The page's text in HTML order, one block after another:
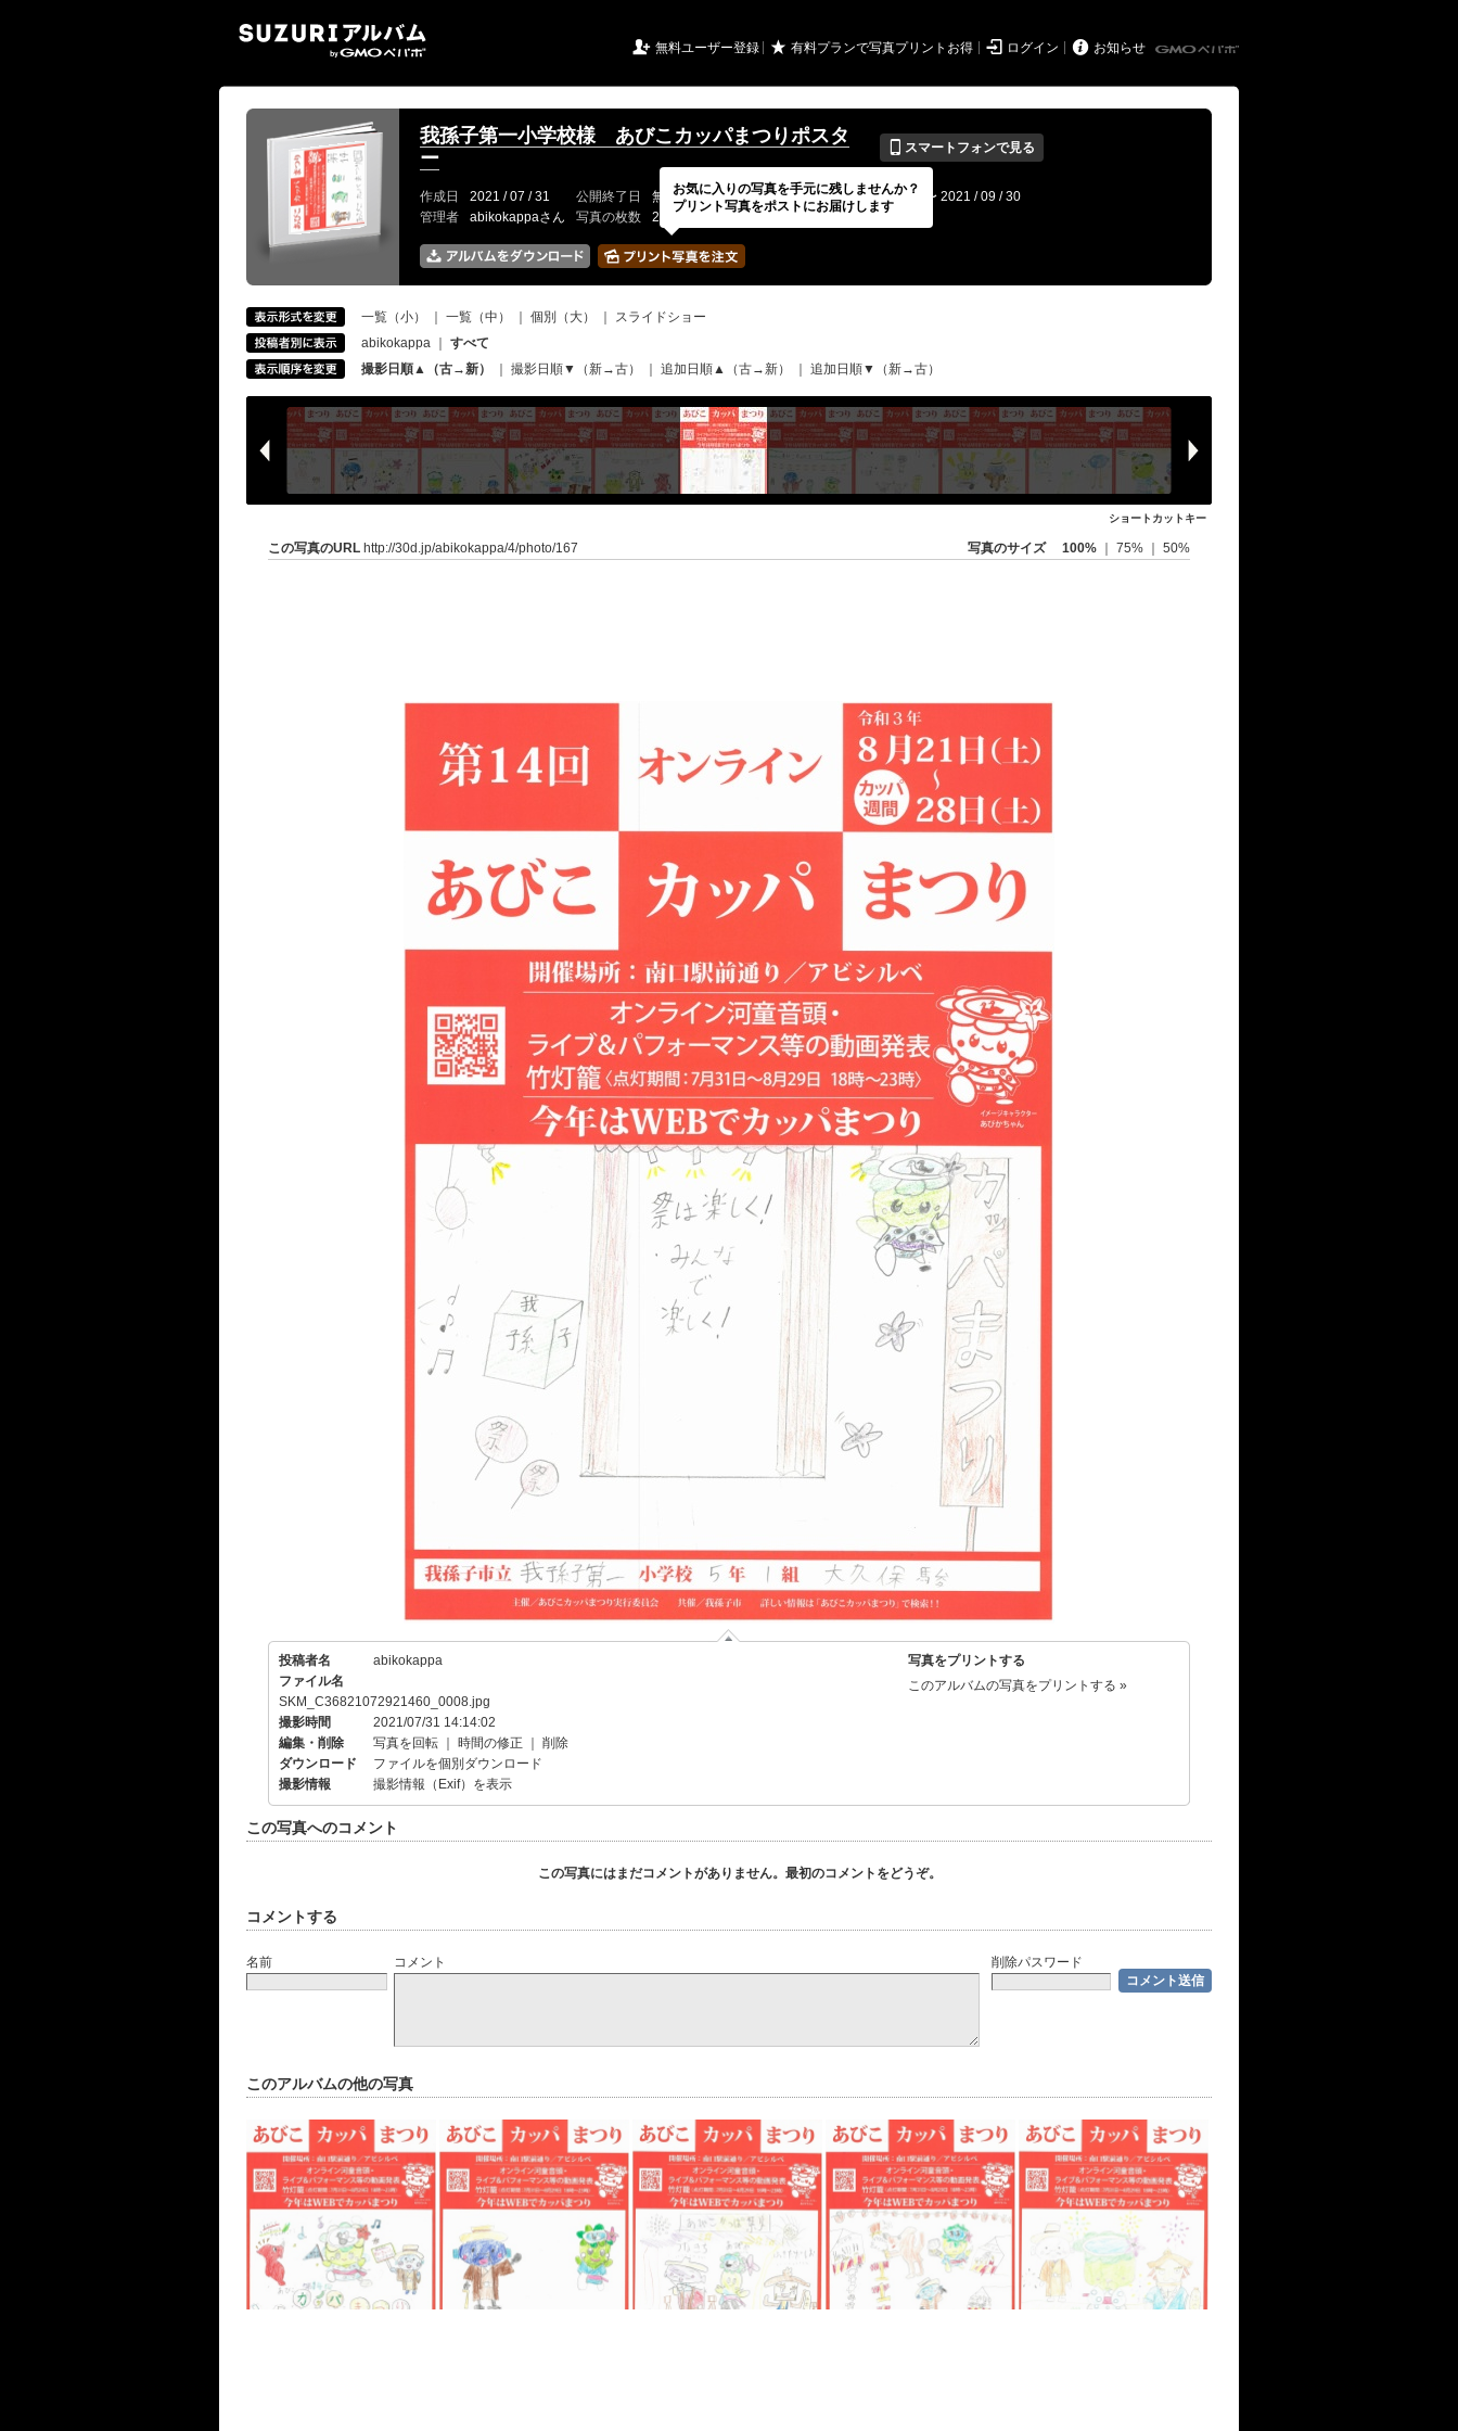
 無料ユーザー登録 ★ 有料プランで写真プリントお得  ログイン  お知らせ
我孫子第一小学校様 あびこカッパまつりポスタ
ー
📱 スマートフォンで見る
作成日 2021 / 07 / 31 公開終了日 無期限 イベントの期間
2021 / 07 / 31 〜 2021 / 09 / 30
管理者
abikokappaさん 写真の枚数 287 / 2000枚
一覧（小） 一覧（中） 個別（大）
スライドショー
abikokappa
すべて
撮影日順▲（古→新）
撮影日順▼（新→古） 追加日順▲（古→新） 追加日順▼（新→古）
ショートカットキー
この写真のURL http://30d.jp/abikokappa/4/photo/167 写真のサイズ 100% 75% 50%
投稿者名
abikokappa
ファイル名
SKM_C36821072921460_0008.jpg
撮影時間
2021/07/31 14:14:02
編集・削除
写真を回転 時間の修正
削除
ダウンロード
ファイルを個別ダウンロード
撮影情報
撮影情報（Exif）を表示
写真をプリントする
このアルバムの写真をプリントする »
この写真へのコメント
この写真にはまだコメントがありません。最初のコメントをどうぞ。
コメントする
名前 コメント 削除パスワード
このアルバムの他の写真
お気に入りの写真を手元に残しませんか？
プリント写真をポストにお届けします